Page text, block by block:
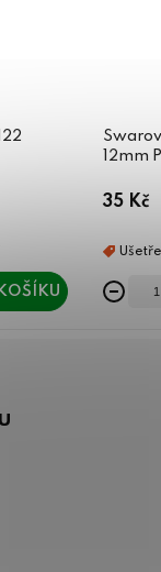
12mm
35 Kč